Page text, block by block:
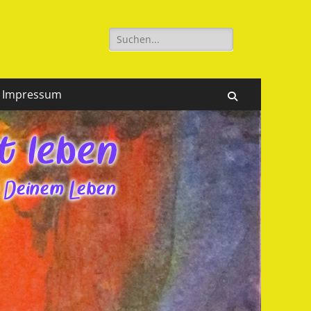
Suchen
nach:
Impressum